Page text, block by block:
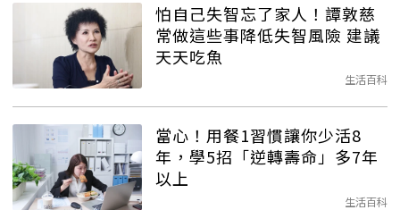
怕自己失智忘了家人！譚敦慈
常做這些事降低失智風險 建議
天天吃魚
生活百科
當心！用餐1習慣讓你少活8
年，學5招「逆轉壽命」多7年
以上
生活百科